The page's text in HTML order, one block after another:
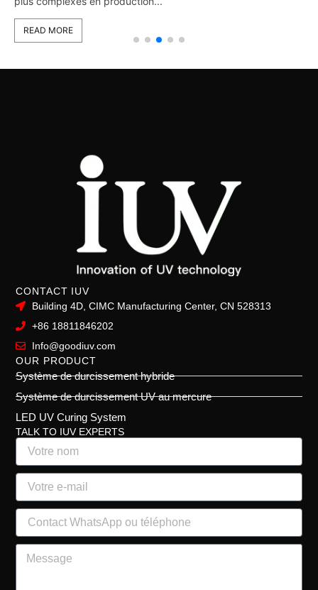
READ MORE
CONTACT IUV
Building 4D, CIMC Manufacturing Center, CN 528313
+86 18811846202
Info@goodiuv.com
OUR PRODUCT
Système de durcissement hybride
Système de durcissement UV au mercure
LED UV Curing System
TALK TO IUV EXPERTS